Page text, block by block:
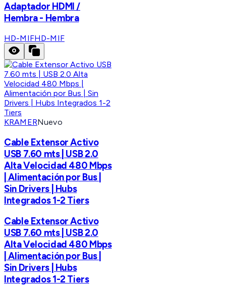
Adaptador HDMI /
Hembra - Hembra
HD-MIFHD-MIF
KRAMERNuevo
Cable Extensor Activo
USB 7.60 mts | USB 2.0
Alta Velocidad 480 Mbps
| Alimentación por Bus |
Sin Drivers | Hubs
Integrados 1-2 Tiers
Cable Extensor Activo
USB 7.60 mts | USB 2.0
Alta Velocidad 480 Mbps
| Alimentación por Bus |
Sin Drivers | Hubs
Integrados 1-2 Tiers